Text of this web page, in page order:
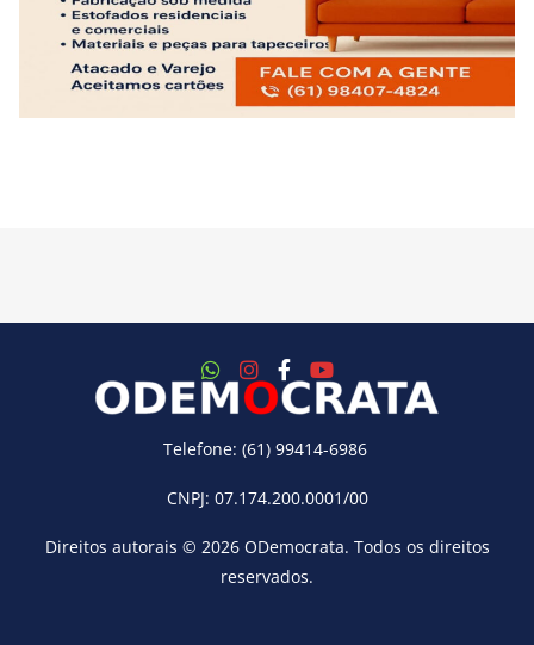
Telefone: (61) 99414-6986
CNPJ: 07.174.200.0001/00
Direitos autorais © 2026 ODemocrata. Todos os direitos
reservados.